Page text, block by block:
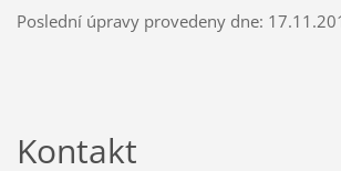
Poslední úpravy provedeny dne:
Kontakt